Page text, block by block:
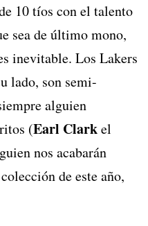
10 tíos con el talento
sea de último mono,
inevitable. Los Lakers
lado, son semi-
alguien
(Earl Clarkel
nos acabarán
de este año,